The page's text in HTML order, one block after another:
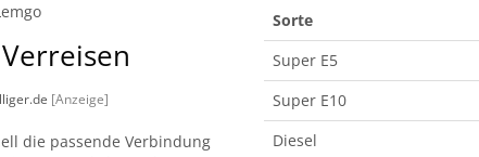
[Anzeige]
die passende Verbindung
Sorte
Super E5
Super E10
Diesel